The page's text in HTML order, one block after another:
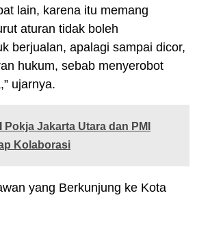
lain, karena itu memang
aturan tidak boleh
berjualan, apalagi sampai dicor,
hukum, sebab menyerobot
ujarnya.
Pokja Jakarta Utara dan PMI
Kolaborasi
yang Berkunjung ke Kota